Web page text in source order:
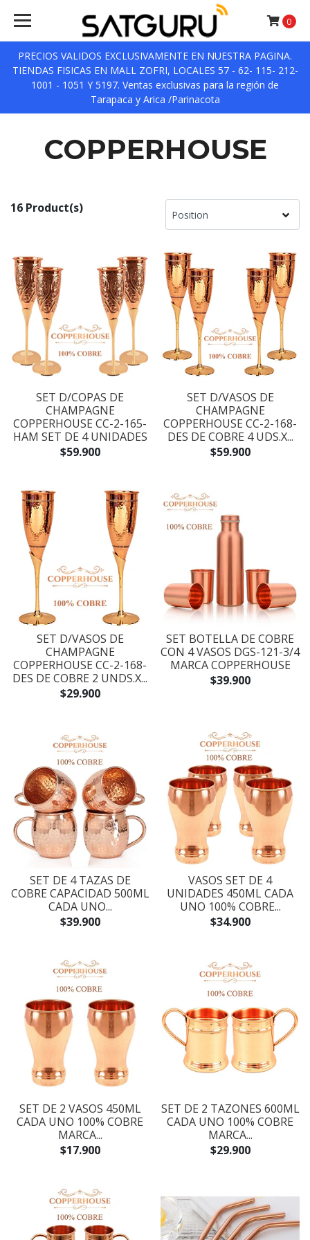
PRECIOS VALIDOS EXCLUSIVAMENTE EN NUESTRA PAGINA.
TIENDAS FISICAS EN MALL ZOFRI, LOCALES 57 - 62- 115- 212-
1001 - 1051 Y 5197. Ventas exclusivas para la región de
Tarapaca y Arica /Parinacota
0
COPPERHOUSE
16 Product(s)
SET D/COPAS DE
CHAMPAGNE
COPPERHOUSE CC-2-165-
HAM SET DE 4 UNIDADES
$59.900
SET D/VASOS DE
CHAMPAGNE
COPPERHOUSE CC-2-168-
DES DE COBRE 4 UDS.X...
$59.900
SET D/VASOS DE
CHAMPAGNE
COPPERHOUSE CC-2-168-
DES DE COBRE 2 UNDS.X...
$29.900
SET BOTELLA DE COBRE
CON 4 VASOS DGS-121-3/4
MARCA COPPERHOUSE
$39.900
SET DE 4 TAZAS DE
COBRE CAPACIDAD 500ML
CADA UNO...
$39.900
VASOS SET DE 4
UNIDADES 450ML CADA
UNO 100% COBRE...
$34.900
SET DE 2 VASOS 450ML
CADA UNO 100% COBRE
MARCA...
$17.900
SET DE 2 TAZONES 600ML
CADA UNO 100% COBRE
MARCA...
$29.900